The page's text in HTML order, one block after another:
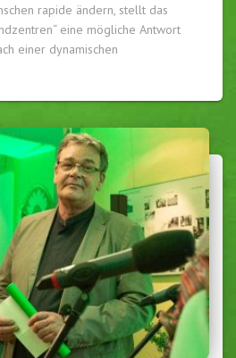
rapide ändern, stellt das
eine mögliche Antwort
einer dynamischen